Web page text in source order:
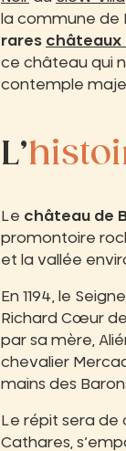
la commune de
rares châteaux
ce château qui
contemple
L’
Le château de
promontoire
et la vallée
En 1194, le
Richard Cœur
par sa mère,
chevalier
mains des
Le répit sera de
Cathares,